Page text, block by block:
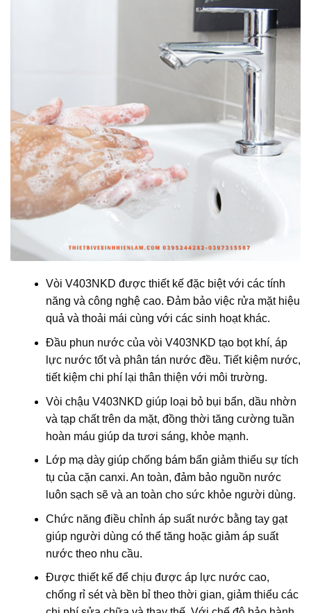
Vòi V403NKD được thiết kế đặc biệt với các tính
năng và công nghệ cao. Đảm bảo việc rửa mặt hiệu
quả và thoải mái cùng với các sinh hoạt khác.
Đầu phun nước của vòi V403NKD tạo bọt khí, áp
lực nước tốt và phân tán nước đều. Tiết kiệm nước,
tiết kiệm chi phí lại thân thiện với môi trường.
Vòi chậu V403NKD giúp loại bỏ bụi bẩn, dầu nhờn
và tạp chất trên da mặt, đồng thời tăng cường tuần
hoàn máu giúp da tươi sáng, khỏe mạnh.
Lớp mạ dày giúp chống bám bẩn giảm thiểu sự tích
tụ của cặn canxi. An toàn, đảm bảo nguồn nước
luôn sạch sẽ và an toàn cho sức khỏe người dùng.
Chức năng điều chỉnh áp suất nước bằng tay gạt
giúp người dùng có thể tăng hoặc giảm áp suất
nước theo nhu cầu.
Được thiết kế để chịu được áp lực nước cao,
chống rỉ sét và bền bỉ theo thời gian, giảm thiểu các